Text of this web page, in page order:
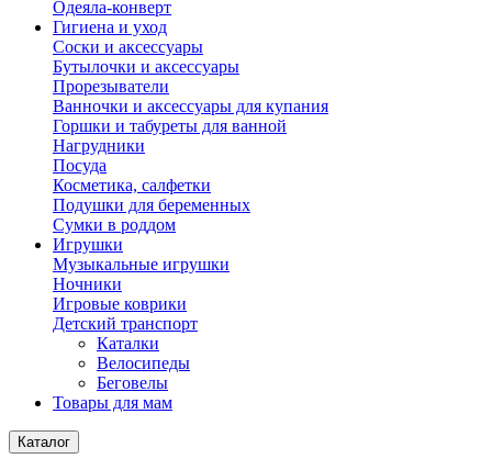
Одеяла-конверт
Гигиена и уход
Соски и аксессуары
Бутылочки и аксессуары
Прорезыватели
Ванночки и аксессуары для купания
Горшки и табуреты для ванной
Нагрудники
Посуда
Косметика, салфетки
Подушки для беременных
Сумки в роддом
Игрушки
Музыкальные игрушки
Ночники
Игровые коврики
Детский транспорт
Каталки
Велосипеды
Беговелы
Товары для мам
Каталог